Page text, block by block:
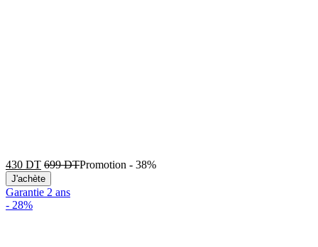
430 DT 699DTPromotion - 38%
J'achète
Garantie 2 ans
- 28%